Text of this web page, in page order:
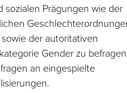
Prägungen wie der
der autoritativen
Gender zu
an eingespielte